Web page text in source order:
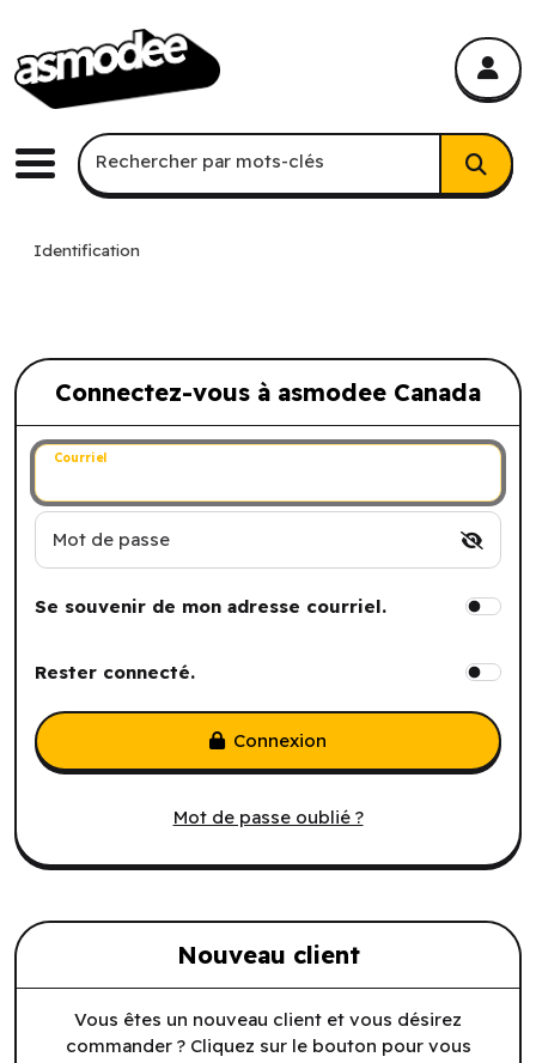
Menu
Recherche par mots-clés
Rechercher par mots-clés
Identification
Connectez-vous à asmodee Canada
Connectez-vous à asmodee Canada
Courriel
Mot de passe
Se souvenir de mon adresse courriel.
Rester connecté.
Mot de passe oublié ?
Connexion
Nouveau client
Vous êtes un nouveau client et vous désirez
commander ? Cliquez sur le bouton pour vous